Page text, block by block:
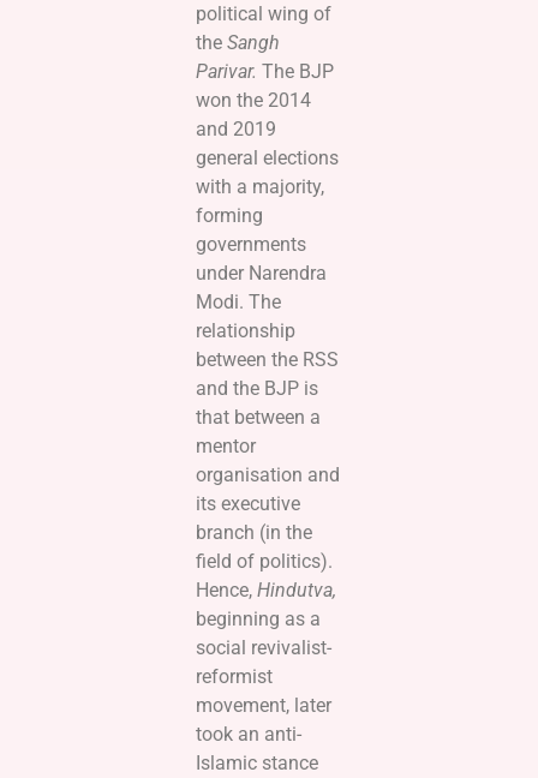
political wing of
the Sangh
Parivar. The BJP
won the 2014
and 2019
general elections
with a majority,
forming
governments
under Narendra
Modi. The
relationship
between the RSS
and the BJP is
that between a
mentor
organisation and
its executive
branch (in the
field of politics).
Hence, Hindutva,
beginning as a
social revivalist-
reformist
movement, later
took an anti-
Islamic stance